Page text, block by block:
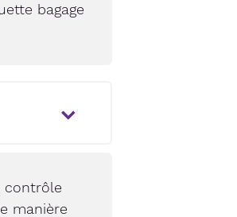
bagage
contrôle
manière